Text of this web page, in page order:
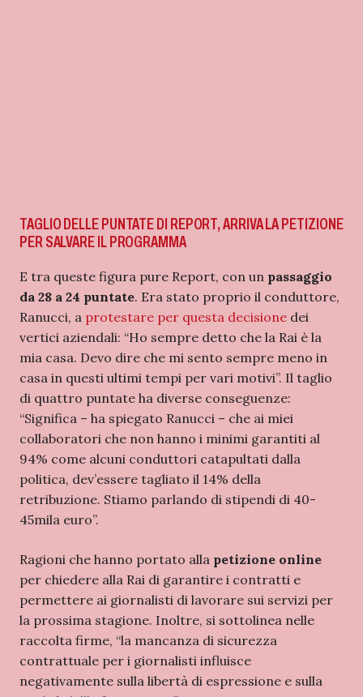
TAGLIO DELLE PUNTATE DI REPORT, ARRIVA LA PETIZIONE
PER SALVARE IL PROGRAMMA
E tra queste figura pure Report, con un passaggio
da 28 a 24 puntate. Era stato proprio il conduttore,
Ranucci, a protestare per questa decisione dei
vertici aziendali: “Ho sempre detto che la Rai è la
mia casa. Devo dire che mi sento sempre meno in
casa in questi ultimi tempi per vari motivi”. Il taglio
di quattro puntate ha diverse conseguenze:
“Significa – ha spiegato Ranucci – che ai miei
collaboratori che non hanno i minimi garantiti al
94% come alcuni conduttori catapultati dalla
politica, dev’essere tagliato il 14% della
retribuzione. Stiamo parlando di stipendi di 40-
45mila euro”.
Ragioni che hanno portato alla petizione online
per chiedere alla Rai di garantire i contratti e
permettere ai giornalisti di lavorare sui servizi per
la prossima stagione. Inoltre, si sottolinea nelle
raccolta firme, “la mancanza di sicurezza
contrattuale per i giornalisti influisce
negativamente sulla libertà di espressione e sulla